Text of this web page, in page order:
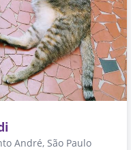
André, São Paulo